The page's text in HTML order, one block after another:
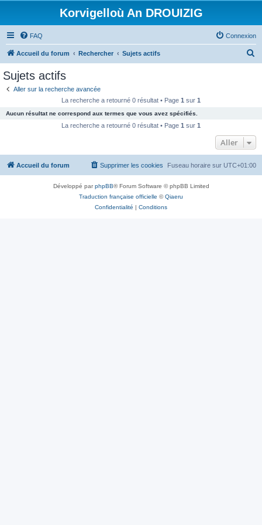
Korvigelloù An DROUIZIG
FAQ Connexion
Accueil du forum Rechercher Sujets actifs
c
e
Sujets actifs
Aller sur la recherche avancée
La recherche a retourné 0 résultat • Page 1 sur 1
Aucun résultat ne correspond aux termes que vous avez spécifiés.
La recherche a retourné 0 résultat • Page 1 sur 1
Aller
Accueil du forum Fuseau horaire sur UTC+01:00
Supprimer les cookies
Développé parphpBB® Forum Software © phpBB Limited
Traduction française officielle ©Qiaeru
Confidentialité | Conditions